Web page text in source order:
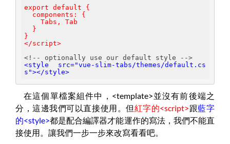
export default {
components: {
Tabs, Tab
}
}
</script>
<!-- optionally use our default style -->
<style src="vue-slim-tabs/themes/default.cs
s"></style>
在這個單檔案組件中，<template>並沒有前後端之
分，這邊我們可以直接使用。但紅字的<script>跟藍字
的<style>都是配合編譯器才能運作的寫法，我們不能直
接使用。讓我們一步一步來改寫看看吧。